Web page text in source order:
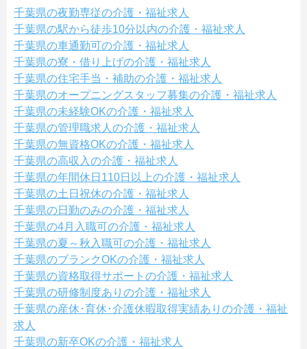
千葉県の夜勤専従の介護・福祉求人
千葉県の駅から徒歩10分以内の介護・福祉求人
千葉県の車通勤可の介護・福祉求人
千葉県の寮・借り上げの介護・福祉求人
千葉県の住宅手当・補助の介護・福祉求人
千葉県のオープニングスタッフ募集の介護・福祉求人
千葉県の未経験OKの介護・福祉求人
千葉県の管理職求人の介護・福祉求人
千葉県の無資格OKの介護・福祉求人
千葉県の高収入の介護・福祉求人
千葉県の年間休日110日以上の介護・福祉求人
千葉県の土日祝休の介護・福祉求人
千葉県の日勤のみの介護・福祉求人
千葉県の4月入職可の介護・福祉求人
千葉県の夏～秋入職可の介護・福祉求人
千葉県のブランクOKの介護・福祉求人
千葉県の資格取得サポートの介護・福祉求人
千葉県の研修制度ありの介護・福祉求人
千葉県の産休･育休･介護休暇取得実績ありの介護・福祉
求人
千葉県の新卒OKの介護・福祉求人